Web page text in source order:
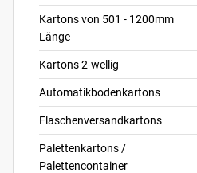
Kartons von 501 - 1200mm
Länge
Kartons 2-wellig
Automatikbodenkartons
Flaschenversandkartons
Palettenkartons /
Palettencontainer